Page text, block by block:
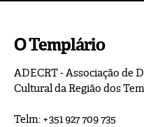
O Templário
ADECRT - Associação de
Cultural da Região dos
Telm: +351 927 709 735